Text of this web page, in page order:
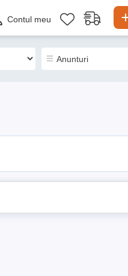
Contul meu